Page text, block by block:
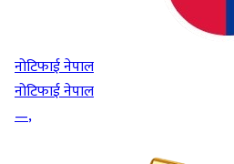
नोटिफाई नेपाल
नोटिफाई नेपाल
—,